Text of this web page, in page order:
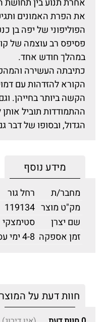
אחרת תנוע בין
את הפרת האמונים
הפוליפוני של יפה בן
פסיפס רב עוצמה של
במהלך חודש אחד.
כתיבתה העשירה
הקורא להזדהות עם
הקשה ביותר בחייהן.
ההתמודדות תוביל
הגדול, ובסופו של
מידע נוסף
מחבר/ת
רחל גור
מק"ט מוצר 119134
שם יצרן
סטימצקי
זמן אספקה 4-8 ימי עסקים
חוות דעת על המוצר